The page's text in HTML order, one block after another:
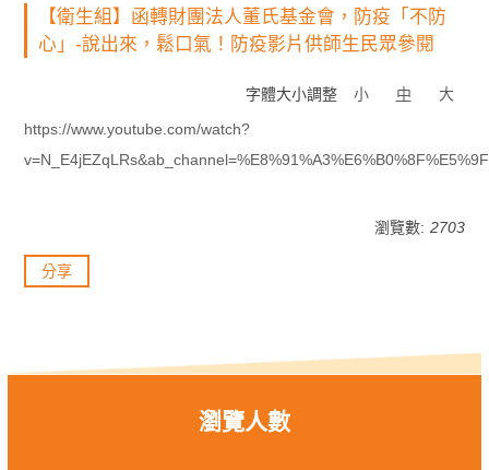
【衛生組】函轉財團法人董氏基金會，防疫「不防
心」-說出來，鬆口氣！防疫影片供師生民眾參閱
字體大小調整 小 中
大
https://www.youtube.com/watch?
瀏覽數: 2703
分享
瀏覽人數